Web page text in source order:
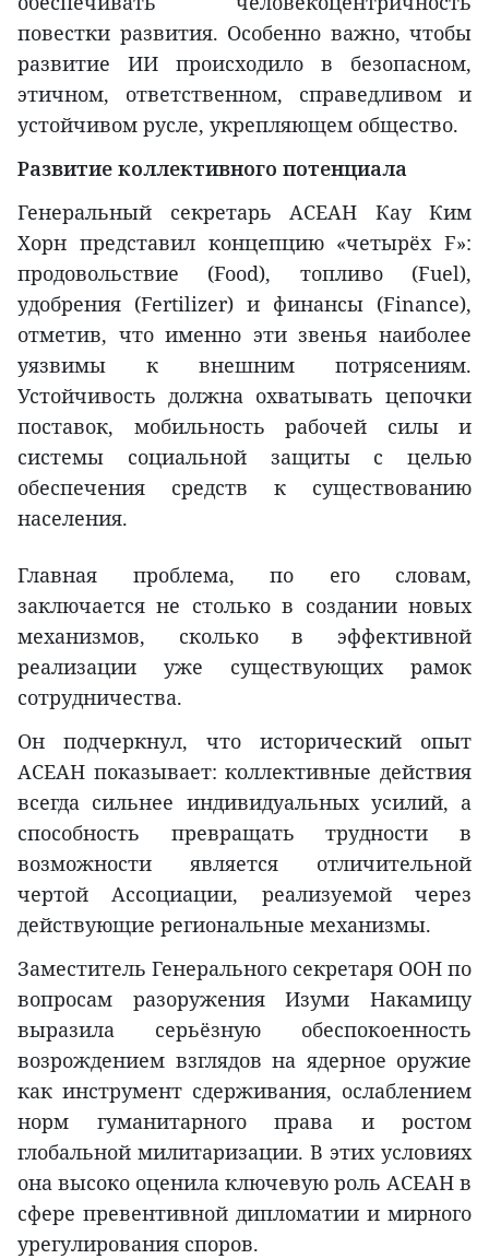
повестки развития. Особенно важно, чтобы
развитие ИИ происходило в безопасном,
этичном, ответственном, справедливом и
устойчивом русле, укрепляющем общество.
Развитие коллективного потенциала
Генеральный секретарь АСЕАН Кау Ким
Хорн представил концепцию «четырёх F»:
продовольствие (Food), топливо (Fuel),
удобрения (Fertilizer) и финансы (Finance),
отметив, что именно эти звенья наиболее
уязвимы к внешним потрясениям.
Устойчивость должна охватывать цепочки
поставок, мобильность рабочей силы и
системы социальной защиты с целью
обеспечения средств к существованию
населения.
Главная проблема, по его словам,
заключается не столько в создании новых
механизмов, сколько в эффективной
реализации уже существующих рамок
сотрудничества.
Он подчеркнул, что исторический опыт
АСЕАН показывает: коллективные действия
всегда сильнее индивидуальных усилий, а
способность превращать трудности в
возможности является отличительной
чертой Ассоциации, реализуемой через
действующие региональные механизмы.
Заместитель Генерального секретаря ООН по
вопросам разоружения Изуми Накамицу
выразила серьёзную обеспокоенность
возрождением взглядов на ядерное оружие
как инструмент сдерживания, ослаблением
норм гуманитарного права и ростом
глобальной милитаризации. В этих условиях
она высоко оценила ключевую роль АСЕАН в
сфере превентивной дипломатии и мирного
урегулирования споров.